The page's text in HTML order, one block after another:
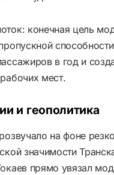
конечная цель
в год и
мест.
и геополитика
на фоне
значимости
прямо увязал